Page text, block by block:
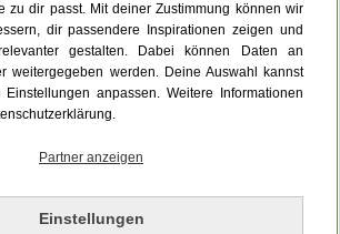
zu dir passt. Mit deiner Zustimmung können wir
dir passendere Inspirationen zeigen und
gestalten. Dabei können Daten an
weitergegeben werden. Deine Auswahl kannst
anpassen. Weitere Informationen
Partner anzeigen
Einstellungen
schiefgelaufen.
technischer Fehler aufgetreten.
laden Sie die Seite neu.